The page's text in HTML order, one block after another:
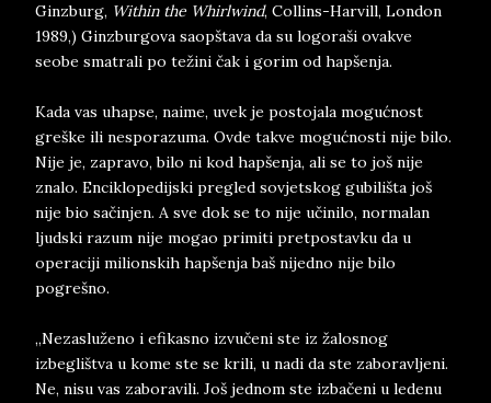
Ginzburg, Within the Whirlwind, Collins-Harvill, London
1989,) Ginzburgova saopštava da su logoraši ovakve
seobe smatrali po težini čak i gorim od hapšenja.
Kada vas uhapse, naime, uvek je postojala mogućnost
greške ili nesporazuma. Ovde takve mogućnosti nije bilo.
Nije je, zapravo, bilo ni kod hapšenja, ali se to još nije
znalo. Enciklopedijski pregled sovjetskog gubilišta još
nije bio sačinjen. A sve dok se to nije učinilo, normalan
ljudski razum nije mogao primiti pretpostavku da u
operaciji milionskih hapšenja baš nijedno nije bilo
pogrešno.
„Nezasluženo i efikasno izvučeni ste iz žalosnog
izbeglištva u kome ste se krili, u nadi da ste zaboravljeni.
Ne, nisu vas zaboravili. Još jednom ste izbačeni u ledenu